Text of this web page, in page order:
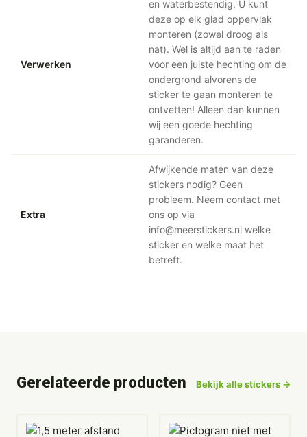
Verwerken
en waterbestendig. U kunt
deze op elk glad oppervlak
monteren (zowel droog als
nat). Wel is altijd aan te raden
voor een juiste hechting om de
ondergrond alvorens de
sticker te gaan monteren te
ontvetten! Alleen dan kunnen
wij een goede hechting
garanderen.
Extra
Afwijkende maten van deze
stickers nodig? Geen
probleem. Neem contact met
ons op via
info@meerstickers.nl welke
sticker en welke maat het
betreft.
Gerelateerde producten Bekijk alle stickers →